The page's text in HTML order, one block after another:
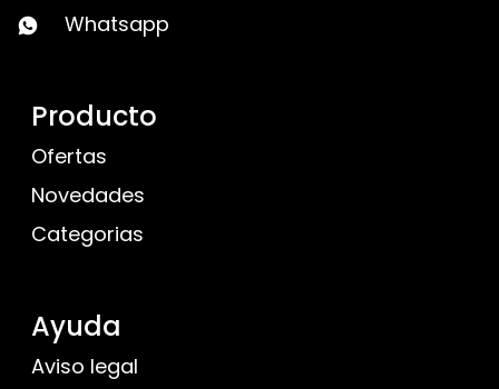
Whatsapp
Producto
Ofertas
Novedades
Categorias
Ayuda
Aviso legal